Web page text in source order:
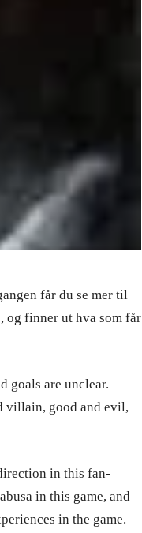
får du se mer til
og finner ut hva som får
goals are unclear.
villain, good and evil,
in this fan-
in this game, and
in the game.